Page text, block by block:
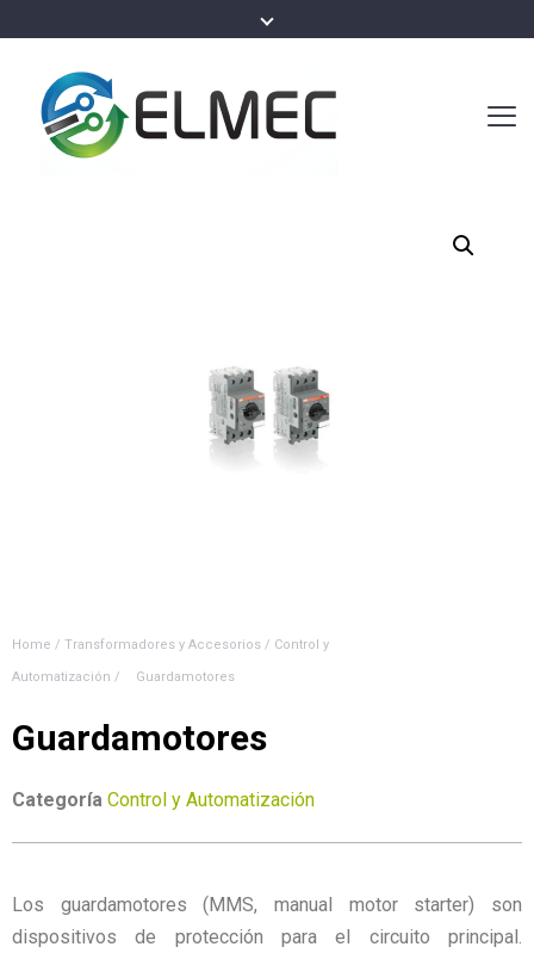
Home / Transformadores y Accesorios / Control y
Automatización / Guardamotores
Guardamotores
Categoría Control y Automatización
Los guardamotores (MMS, manual motor starter) son
dispositivos de protección para el circuito principal.